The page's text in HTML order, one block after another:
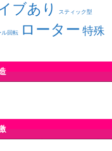
ブあり スティック型
ル回転 ローター 特殊